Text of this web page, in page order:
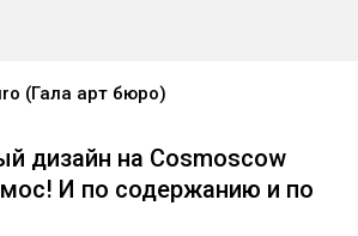
(Гала арт бюро)
дизайн на Cosmoscow
И по содержанию и по